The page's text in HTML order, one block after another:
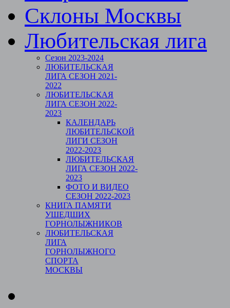
Склоны Москвы
Любительская лига
Сезон 2023-2024
ЛЮБИТЕЛЬСКАЯ
ЛИГА СЕЗОН 2021-
2022
ЛЮБИТЕЛЬСКАЯ
ЛИГА СЕЗОН 2022-
2023
КАЛЕНДАРЬ
ЛЮБИТЕЛЬСКОЙ
ЛИГИ СЕЗОН
2022-2023
ЛЮБИТЕЛЬСКАЯ
ЛИГА СЕЗОН 2022-
2023
ФОТО И ВИДЕО
СЕЗОН 2022-2023
КНИГА ПАМЯТИ
УШЕДШИХ
ГОРНОЛЫЖНИКОВ
ЛЮБИТЕЛЬСКАЯ
ЛИГА
ГОРНОЛЫЖНОГО
СПОРТА
МОСКВЫ